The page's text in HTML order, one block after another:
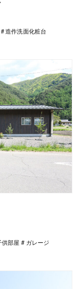
造作洗面化粧台
供部屋 ガレージ